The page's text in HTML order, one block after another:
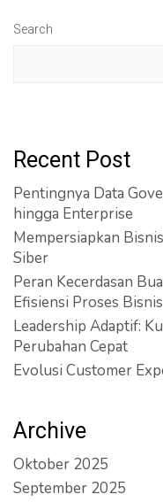
Search
Recent Post
Pentingnya Data
hingga Enterprise
Mempersiapkan
Siber
Peran Kecerdasan
Efisiensi Proses Bisnis
Leadership Adaptif:
Perubahan Cepat
Evolusi Customer
Archive
Oktober 2025
September 2025